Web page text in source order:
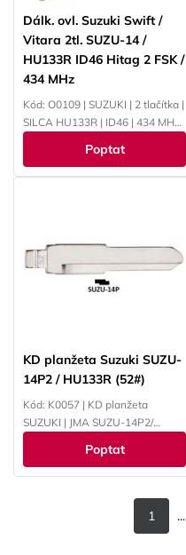
Dálk. ovl. Suzuki Swift /
Vitara 2tl. SUZU-14 /
HU133R ID46 Hitag 2 FSK /
434 MHz
Kód: O0109 | SUZUKI | 2 tlačítka |
SILCA HU133R | ID46 | 434 MHz |
Poptat
KD planžeta Suzuki SUZU-
14P2 / HU133R (52#)
Kód: K0057 | KD planžeta
SUZUKI | JMA SUZU-14P2/
Poptat
1 ...